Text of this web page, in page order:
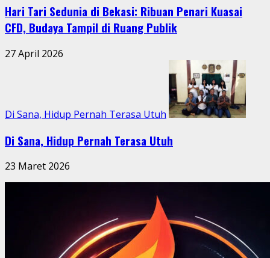
Hari Tari Sedunia di Bekasi: Ribuan Penari Kuasai
CFD, Budaya Tampil di Ruang Publik
27 April 2026
Di Sana, Hidup Pernah Terasa Utuh
Di Sana, Hidup Pernah Terasa Utuh
23 Maret 2026